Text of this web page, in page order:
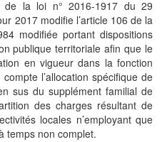
de la loi n° 2016-1917 du 29
2017 modifie l’article 106 de la
modifiée portant dispositions
publique territoriale afin que le
en vigueur dans la fonction
l’allocation spécifique de
sus du supplément familial de
des charges résultant de
locales n’employant que
temps non complet.